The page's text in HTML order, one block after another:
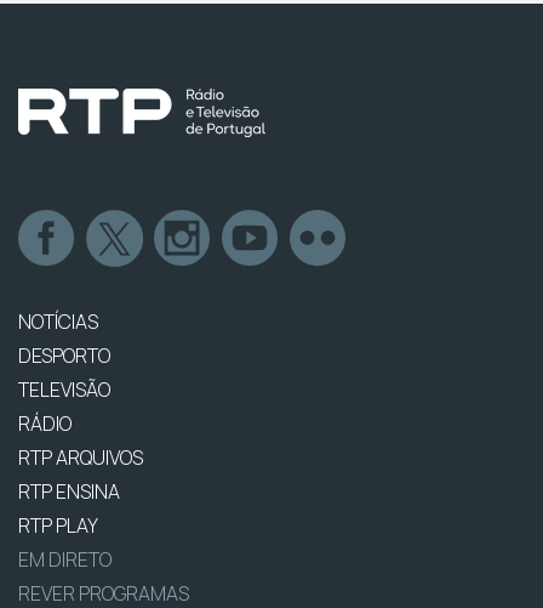
NOTÍCIAS
DESPORTO
TELEVISÃO
RÁDIO
RTP ARQUIVOS
RTP ENSINA
RTP PLAY
EM DIRETO
REVER PROGRAMAS